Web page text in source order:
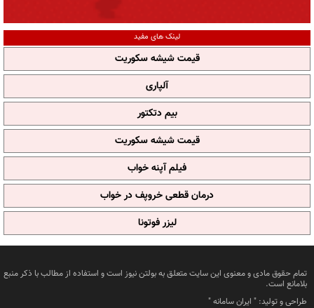
لینک های مفید
قیمت شیشه سکوریت
آلپاری
بیم دتکتور
قیمت شیشه سکوریت
فیلم آپنه خواب
درمان قطعی خروپف در خواب
لیزر فوتونا
تمام حقوق مادی و معنوی این سایت متعلق به بولتن نیوز است و استفاده از مطالب با ذکر منبع
بلامانع است.
طراحی و تولید: " ایران سامانه"